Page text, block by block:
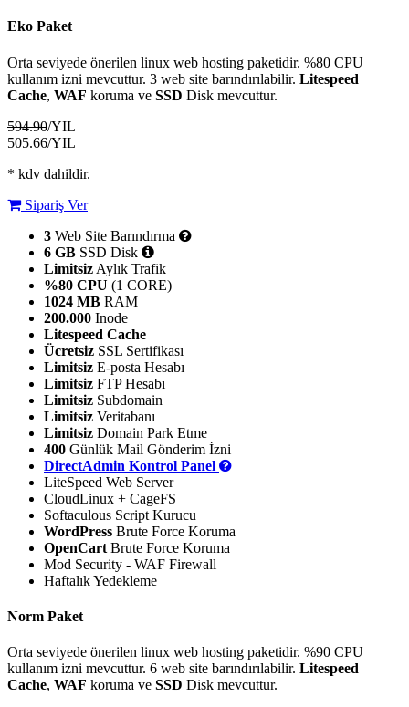
Eko Paket
Orta seviyede önerilen linux web hosting paketidir. %80 CPU
kullanım izni mevcuttur. 3 web site barındırılabilir. Litespeed
Cache, WAF koruma ve SSD Disk mevcuttur.
594.90/YIL
505.66/YIL
* kdv dahildir.
Sipariş Ver
3 Web Site Barındırma
6 GB SSD Disk
Limitsiz Aylık Trafik
%80 CPU (1 CORE)
1024 MB RAM
200.000 Inode
Litespeed Cache
Ücretsiz SSL Sertifikası
Limitsiz E-posta Hesabı
Limitsiz FTP Hesabı
Limitsiz Subdomain
Limitsiz Veritabanı
Limitsiz Domain Park Etme
400 Günlük Mail Gönderim İzni
DirectAdmin Kontrol Panel
LiteSpeed Web Server
CloudLinux + CageFS
Softaculous Script Kurucu
WordPress Brute Force Koruma
OpenCart Brute Force Koruma
Mod Security - WAF Firewall
Haftalık Yedekleme
Norm Paket
Orta seviyede önerilen linux web hosting paketidir. %90 CPU
kullanım izni mevcuttur. 6 web site barındırılabilir. Litespeed
Cache, WAF koruma ve SSD Disk mevcuttur.